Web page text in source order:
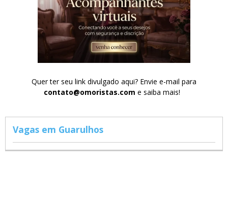
Quer ter seu link divulgado aqui? Envie e-mail para
contato@omoristas.com e saiba mais!
Vagas em Guarulhos